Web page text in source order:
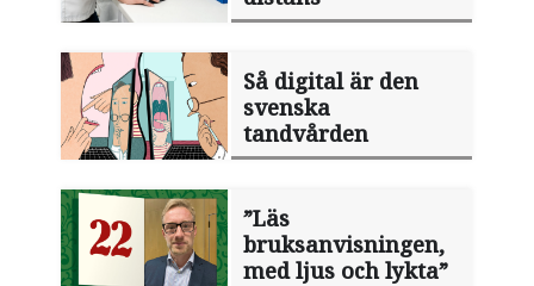
Så digital är den
svenska
tandvården
”Läs
bruksanvisningen,
med ljus och lykta”